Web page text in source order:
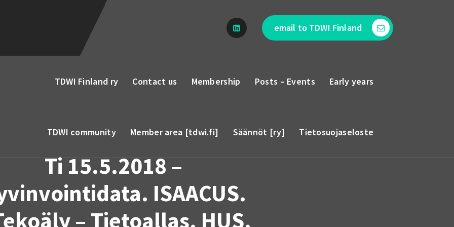
email to TDWI Finland
TDWI Finland ry Contact us Membership Posts – Events Early years
TDWI community Member area [tdwi.fi] Säännöt [ry] Tietosuojaseloste
Ti 15.5.2018 –
ISAACUS.
– Tietoallas. HUS.